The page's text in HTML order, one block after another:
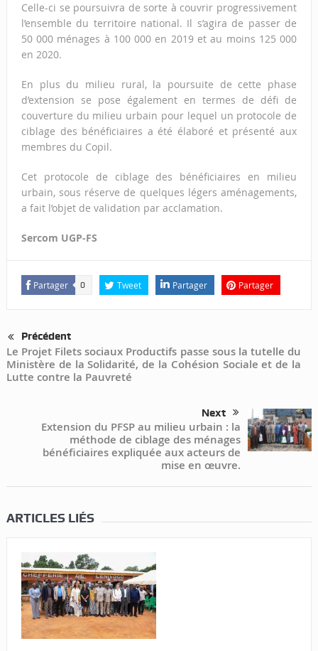
Celle-ci se poursuivra de sorte à couvrir progressivement
l’ensemble du territoire national. Il s’agira de passer de
50 000 ménages à 100 000 en 2019 et au moins 125 000
en 2020.
En plus du milieu rural, la poursuite de cette phase
d’extension se pose également en termes de défi de
couverture du milieu urbain pour lequel un protocole de
ciblage des bénéficiaires a été élaboré et présenté aux
membres du Copil.
Cet protocole de ciblage des bénéficiaires en milieu
urbain, sous réserve de quelques légers aménagements,
a fait l’objet de validation par acclamation.
Sercom UGP-FS
Partager 0 Tweet Partager Partager
Précédent
Le Projet Filets sociaux Productifs passe sous la tutelle du
Ministère de la Solidarité, de la Cohésion Sociale et de la
Lutte contre la Pauvreté
Next
Extension du PFSP au milieu urbain : la
méthode de ciblage des ménages
bénéficiaires expliquée aux acteurs de
mise en œuvre.
ARTICLES LIÉS